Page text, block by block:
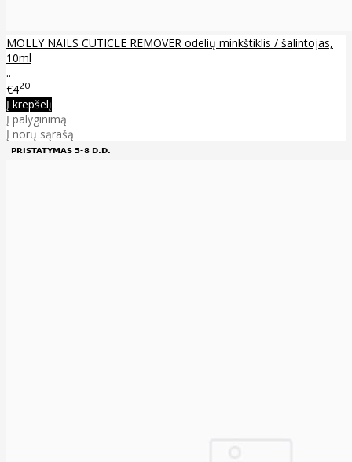
MOLLY NAILS CUTICLE REMOVER odelių minkštiklis / šalintojas,
10ml
..
€420
Į krepšelį
Į palyginimą
Į norų sąrašą